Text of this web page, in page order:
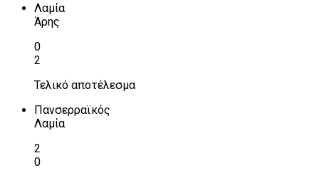
Λαμία
Άρης
0
2
Τελικό αποτέλεσμα
Πανσερραϊκός
Λαμία
2
0